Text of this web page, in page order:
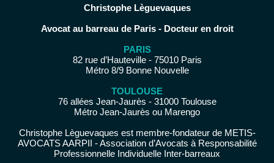
Christophe Lèguevaques
Avocat au barreau de Paris - Docteur en droit
PARIS
82 rue d’Hauteville - 75010 Paris
Métro 8/9 Bonne Nouvelle
TOULOUSE
76 allées Jean-Jaurès - 31000 Toulouse
Métro Jean-Jaurès ou Marengo
Christophe Lèguevaques est membre-fondateur de METIS-
AVOCATS AARPII - Association d’Avocats à Responsabilité
Professionnelle Individuelle Inter-barreaux